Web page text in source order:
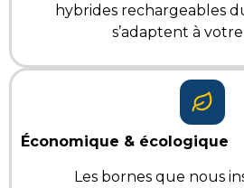
hybrides rechargeables
s’adaptent à
Économique & écologique
Les bornes que nous